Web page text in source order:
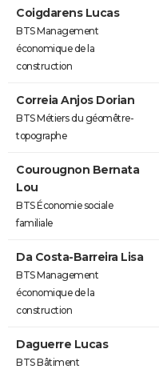
Coigdarens Lucas
BTS Management
économique de la
construction
Correia Anjos Dorian
BTS Métiers du géomêtre-
topographe
Courougnon Bernata
Lou
BTS Économie sociale
familiale
Da Costa-Barreira Lisa
BTS Management
économique de la
construction
Daguerre Lucas
BTS Bâtiment